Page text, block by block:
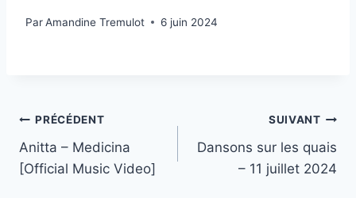
ParAmandine Tremulot 6 juin 2024
Navigation
de
PRÉCÉDENT
Anitta – Medicina
[Official Music Video]
SUIVANT
Dansons sur les quais
– 11 juillet 2024